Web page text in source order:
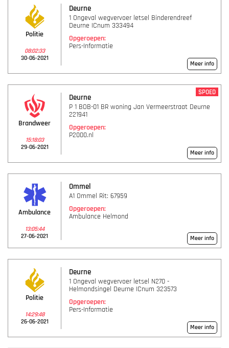
Politie
08:02:33
30-06-2021
Deurne
1 Ongeval wegvervoer letsel Binderendreef
Deurne ICnum 333494
Opgeroepen:
Pers-Informatie
Meer info
Brandweer
15:18:03
29-06-2021
Deurne
SPOED
P 1 BOB-01 BR woning Jan Vermeerstraat Deurne
221941
Opgeroepen:
P2000.nl
Meer info
Ambulance
13:05:44
27-06-2021
Ommel
A1 Ommel Rit: 67959
Opgeroepen:
Ambulance Helmond
Meer info
Politie
14:29:48
26-06-2021
Deurne
1 Ongeval wegvervoer letsel N270 -
Helmondsingel Deurne ICnum 323573
Opgeroepen:
Pers-Informatie
Meer info